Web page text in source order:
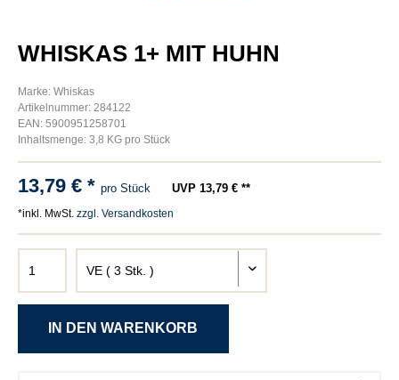
WHISKAS 1+ MIT HUHN
Marke: Whiskas
Artikelnummer: 284122
EAN: 5900951258701
Inhaltsmenge: 3,8 KG pro Stück
13,79 € * pro Stück UVP 13,79 € **
*inkl. MwSt. zzgl. Versandkosten